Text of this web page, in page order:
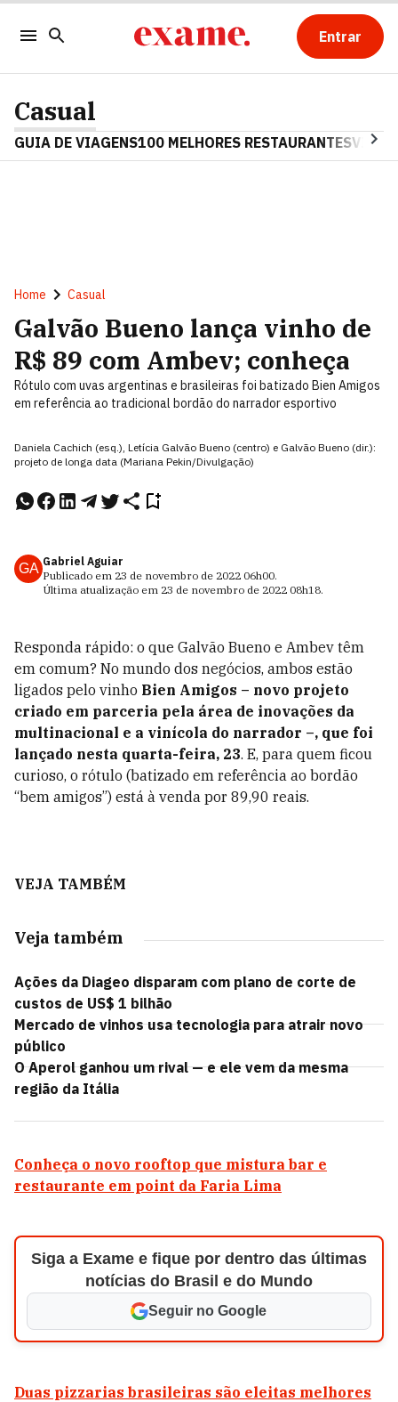
Entrar
Casual
GUIA DE VIAGENS100 MELHORES RESTAURANTES
Home Casual
Galvão Bueno lança vinho de
R$ 89 com Ambev; conheça
Rótulo com uvas argentinas e brasileiras foi batizado Bien Amigos
em referência ao tradicional bordão do narrador esportivo
Daniela Cachich (esq.), Letícia Galvão Bueno (centro) e Galvão Bueno (dir.):
projeto de longa data (Mariana Pekin/Divulgação)
GA Gabriel Aguiar
Publicado em 23 de novembro de 2022 06h00.
Última atualização em 23 de novembro de 2022 08h18.
Responda rápido: o que Galvão Bueno e Ambev têm
em comum? No mundo dos negócios, ambos estão
ligados pelo vinho Bien Amigos – novo projeto
criado em parceria pela área de inovações da
multinacional e a vinícola do narrador –, que foi
lançado nesta quarta-feira, 23. E, para quem ficou
curioso, o rótulo (batizado em referência ao bordão
“bem amigos”) está à venda por 89,90 reais.
VEJA TAMBÉM
Veja também
Ações da Diageo disparam com plano de corte de
custos de US$ 1 bilhão
Mercado de vinhos usa tecnologia para atrair novo
público
O Aperol ganhou um rival — e ele vem da mesma
região da Itália
Conheça o novo rooftop que mistura bar e
restaurante em point da Faria Lima
Siga a Exame e fique por dentro das últimas
notícias do Brasil e do Mundo
Seguir no Google
Duas pizzarias brasileiras são eleitas melhores